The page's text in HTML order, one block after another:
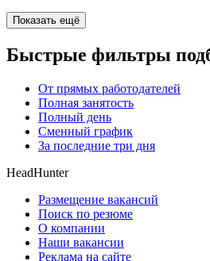
Показать ещё
Быстрые фильтры
От прямых работодателей
Полная занятость
Полный день
Сменный график
За последние три дня
HeadHunter
Размещение вакансий
Поиск по резюме
О компании
Наши вакансии
Реклама на сайте